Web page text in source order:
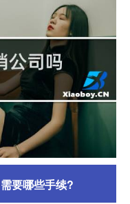
需要哪些手续?